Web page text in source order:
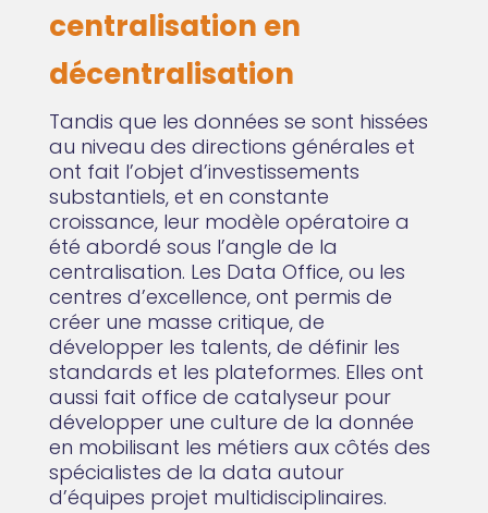
centralisation en
décentralisation
Tandis que les données se sont hissées
au niveau des directions générales et
ont fait l’objet d’investissements
substantiels, et en constante
croissance, leur modèle opératoire a
été abordé sous l’angle de la
centralisation. Les Data Office, ou les
centres d’excellence, ont permis de
créer une masse critique, de
développer les talents, de définir les
standards et les plateformes. Elles ont
aussi fait office de catalyseur pour
développer une culture de la donnée
en mobilisant les métiers aux côtés des
spécialistes de la data autour
d’équipes projet multidisciplinaires.